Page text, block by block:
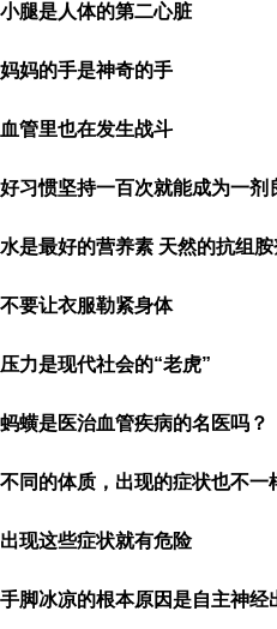
小腿是人体的第二心脏
妈妈的手是神奇的手
血管里也在发生战斗
好习惯坚持一百次就能成为一剂
水是最好的营养素 天然的抗组胺
不要让衣服勒紧身体
压力是现代社会的“老虎”
蚂蟥是医治血管疾病的名医吗？
不同的体质，出现的症状也不一
出现这些症状就有危险
手脚冰凉的根本原因是自主神经